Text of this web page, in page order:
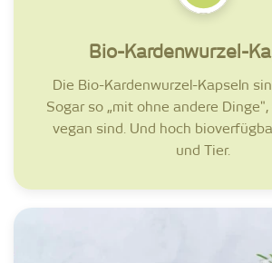
Bio-Kardenwurzel-
Die Bio-Kardenwurzel-Kapseln
Sogar so „mit ohne andere
vegan sind. Und hoch
und Tier.